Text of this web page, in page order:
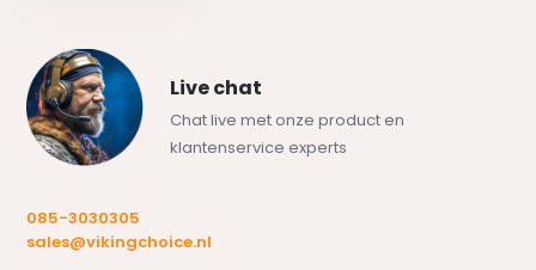
Live chat
Chat live met onze product en
klantenservice experts
085-3030305
sales@vikingchoice.nl